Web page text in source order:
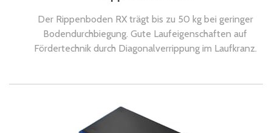
Der Rippenboden RX trägt bis zu 50 kg bei geringer
Bodendurchbiegung. Gute Laufeigenschaften auf
Fördertechnik durch Diagonalverrippung im Laufkranz.